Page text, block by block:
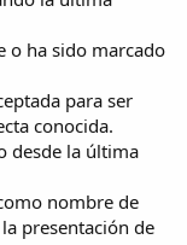
o ha sido marcado
para ser
conocida.
desde la última
nombre de
presentación de